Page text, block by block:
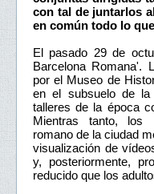
con tal de juntarlos
en común todo lo
El pasado 29 de
Barcelona Romana'.
por el Museo de
en el subsuelo de
talleres de la época
Mientras tanto, los
romano de la ciudad
visualización de
y, posteriormente,
reducido que los